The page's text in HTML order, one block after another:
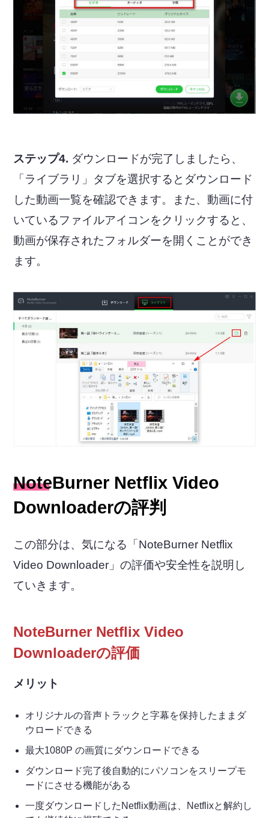
ステップ4. ダウンロードが完了しましたら、
「ライブラリ」タブを選択するとダウンロード
した動画一覧を確認できます。また、動画に付
いているファイルアイコンをクリックすると、
動画が保存されたフォルダーを開くことができ
ます。
NoteBurner Netflix Video
Downloaderの評判
この部分は、気になる「NoteBurner Netflix
Video Downloader」の評価や安全性を説明し
ていきます。
NoteBurner Netflix Video
Downloaderの評価
メリット
オリジナルの音声トラックと字幕を保持したままダ
ウロードできる
最大1080P の画質にダウンロードできる
ダウンロード完了後自動的にパソコンをスリープモ
ードにさせる機能がある
一度ダウンロードしたNetflix動画は、Netflixと解約し